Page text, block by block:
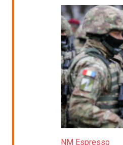
NM Espresso